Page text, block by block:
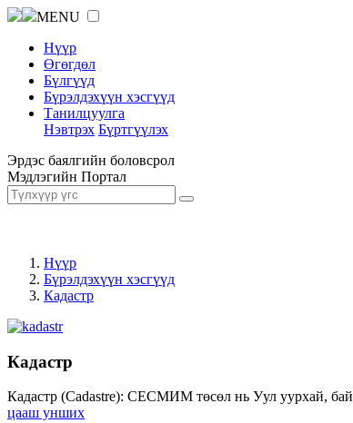
MENU
Нүүр
Өгөгдөл
Бүлгүүд
Бүрэлдэхүүн хэсгүүд
Танилцуулга
Нэвтрэх Бүртгүүлэх
Эрдэс баялгийн боловсрол
Мэдлэгийн Портал
Нүүр
Бүрэлдэхүүн хэсгүүд
Кадастр
Кадастр
Кадастр (Cadastre): СЕСМИМ төсөл нь Уул уурхай,
цааш унших